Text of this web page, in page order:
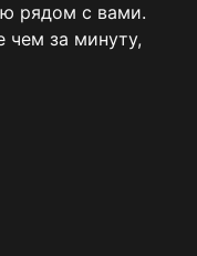
рядом с вами.
чем за минуту,